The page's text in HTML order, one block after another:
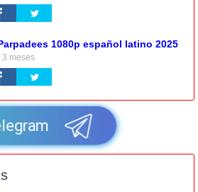
1080p español latino 2025
3 meses